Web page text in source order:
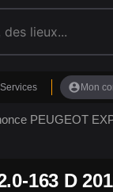
Services account_circle Mon
PEUGEOT
163 D